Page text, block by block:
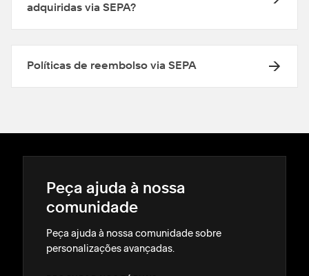
adquiridas via SEPA?
Políticas de reembolso via SEPA
Peça ajuda à nossa
comunidade
Peça ajuda à nossa comunidade sobre
personalizações avançadas.